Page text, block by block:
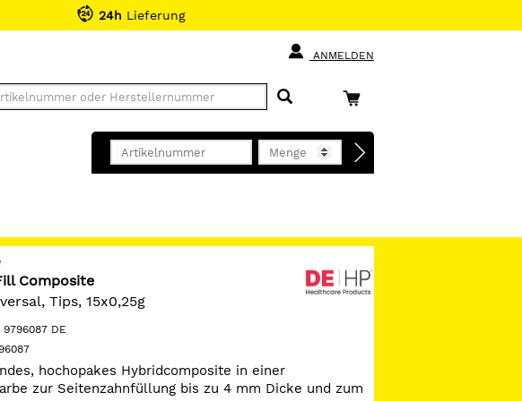
24h Lieferung
ANMELDEN
Composite
Tips, 15x0,25g
9796087 DE
hochopakes Hybridcomposite in einer
zur Seitenzahnfüllung bis zu 4 mm Dicke und zum